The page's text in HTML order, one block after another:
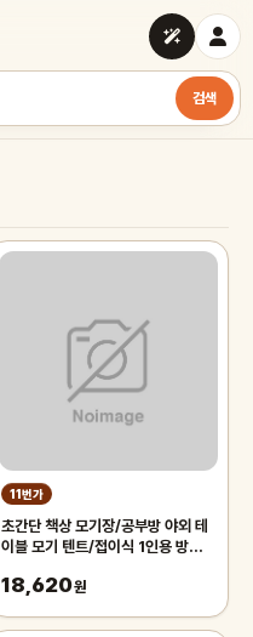
검색
11번가
초간단 책상 모기장/공부방 야외 테
이블 모기 텐트/접이식 1인용 방충
18,620원